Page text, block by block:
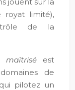
royat limité),
de la
maîtriséest
de
pilotez un